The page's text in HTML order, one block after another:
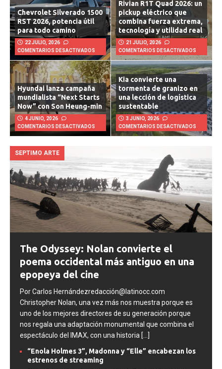
Chevrolet Silverado 1500
RST 2026, potencia útil
para todo camino
22 JULIO, 2026
COMENTARIOS DESACTIVADOS
Rivian R1T Quad 2026: un
pickup eléctrico que
combina fuerza extrema,
tecnología y utilidad real
21 JULIO, 2026
COMENTARIOS DESACTIVADOS
Hyundai lanza campaña
mundialista “Next Starts
Now” con Son Heung-min
4 JUNIO, 2026
COMENTARIOS DESACTIVADOS
Kia convierte una
tormenta de granizo en
una lección de logística
sustentable
3 JUNIO, 2026
COMENTARIOS DESACTIVADOS
SEPTIMO ARTE
The Odyssey: Nolan convierte el
poema occidental más antiguo en una
epopeya del cine
Por Carlos Hernándezredacción@latinocc.com
Christopher Nolan, una vez más nos muestra porque es
uno de los mejores directores de su generación porque
nos regala una adaptación monumental que combina el
espectáculo del IMAX, con una historia [...]
“Enola Holmes 3”, Madonna y “Elle” encabezan los
estrenos de streaming